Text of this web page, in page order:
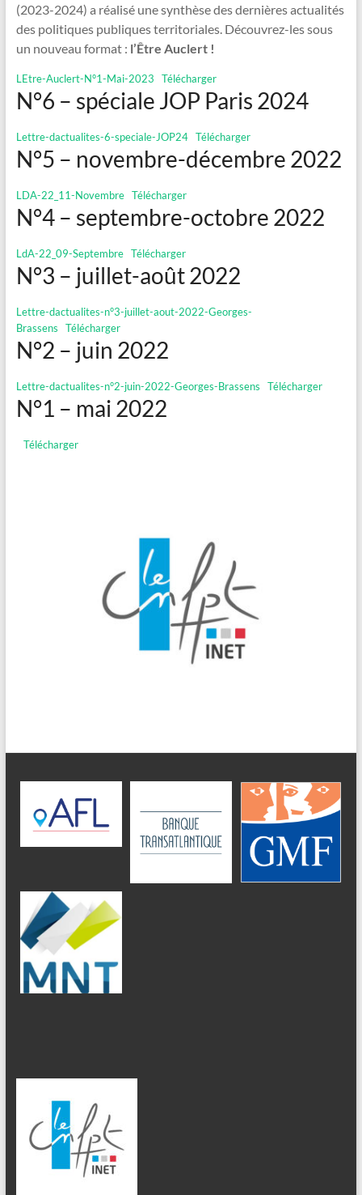
(2023-2024) a réalisé une synthèse des dernières actualités
des politiques publiques territoriales. Découvrez-les sous
un nouveau format : l’Être Auclert !
LEtre-Auclert-N°1-Mai-2023 Télécharger
N°6 – spéciale JOP Paris 2024
Lettre-dactualites-6-speciale-JOP24 Télécharger
N°5 – novembre-décembre 2022
LDA-22_11-Novembre Télécharger
N°4 – septembre-octobre 2022
LdA-22_09-Septembre Télécharger
N°3 – juillet-août 2022
Lettre-dactualites-n°3-juillet-aout-2022-Georges-
Brassens
Télécharger
N°2 – juin 2022
Lettre-dactualites-n°2-juin-2022-Georges-Brassens Télécharger
N°1 – mai 2022
Télécharger